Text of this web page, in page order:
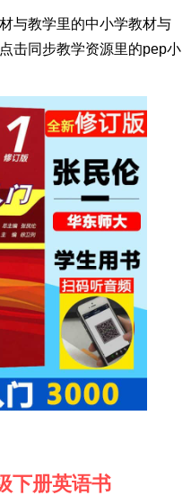
与教学里的中小学教材与
击同步教学资源里的pep小
下册英语书